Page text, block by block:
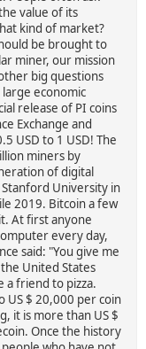
value of its
kind of market?
be brought to
miner, our mission
big questions
economic
release of PI coins
Exchange and
USD to 1 USD! The
miners by
of digital
University in
2019. Bitcoin a few
At first anyone
every day,
said: "You give me
United States
a friend to pizza.
$ 20,000 per coin
it is more than US $
Once the history